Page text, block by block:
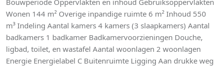
Wonen 144 m² Overige inpandige ruimte 6 m² Inhoud 550
m³ Indeling Aantal kamers 4 kamers (3 slaapkamers) Aantal
badkamers 1 badkamer Badkamervoorzieningen Douche,
ligbad, toilet, en wastafel Aantal woonlagen 2 woonlagen
Energie Energielabel C Buitenruimte Ligging Aan drukke weg